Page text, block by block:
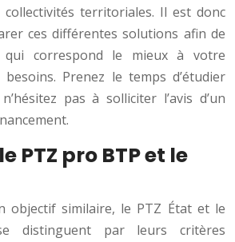
territoriales. Il est donc
ces différentes solutions afin de
qui correspond le mieux à votre
Prenez le temps d’étudier
pas à solliciter l’avis d’un
PTZ pro BTP et le
objectif similaire, le PTZ État et le
distinguent par leurs critères